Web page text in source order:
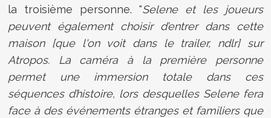
la troisième personne. "Selene et les joueurs
peuvent également choisir d’entrer dans cette
maison [que l'on voit dans le trailer, ndlr] sur
Atropos. La caméra à la première personne
permet une immersion totale dans ces
séquences d’histoire, lors desquelles Selene fera
face à des événements étranges et familiers que